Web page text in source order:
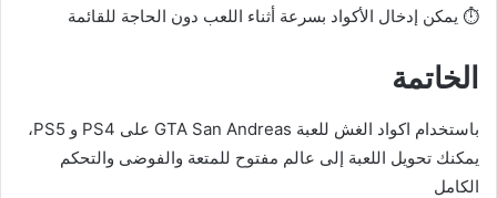
⏱️ يمكن إدخال الأكواد بسرعة أثناء اللعب دون الحاجة للقائمة
الخاتمة
باستخدام اكواد الغش للعبة GTA San Andreas على PS4 و PS5،
يمكنك تحويل اللعبة إلى عالم مفتوح للمتعة والفوضى والتحكم
الكامل